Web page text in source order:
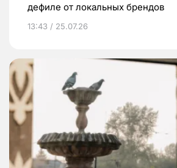
дефиле от локальных брендов
13:43 / 25.07.26